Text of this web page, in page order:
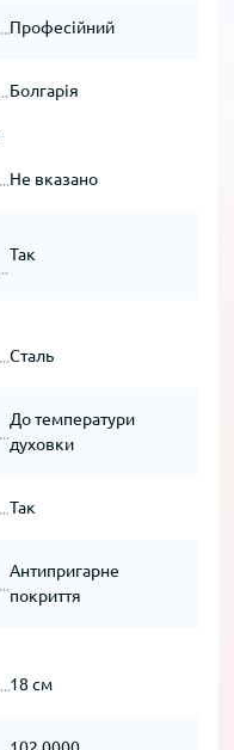
Професійний
Болгарія
Не вказано
Так
Сталь
До температури
духовки
Так
Антипригарне
покриття
18 см